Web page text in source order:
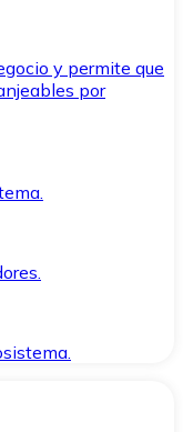
y permite que
por